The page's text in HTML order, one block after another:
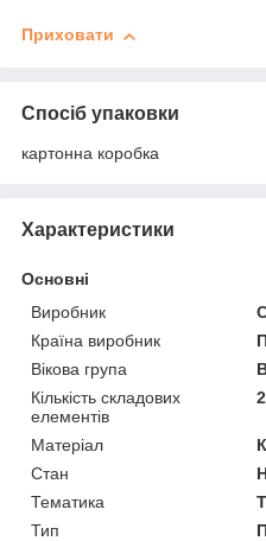
Приховати
Спосіб упаковки
картонна коробка
Характеристики
Основні
Виробник
Країна виробник
Вікова група
Кількість складових
елементів
Матеріал
Стан
Тематика
Тип